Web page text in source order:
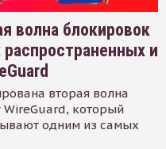
волна блокировок
и
вторая волна
WireGuard, который
одним из самых